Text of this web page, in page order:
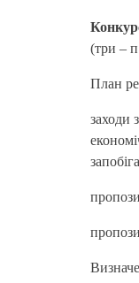
(три –
План
заходи